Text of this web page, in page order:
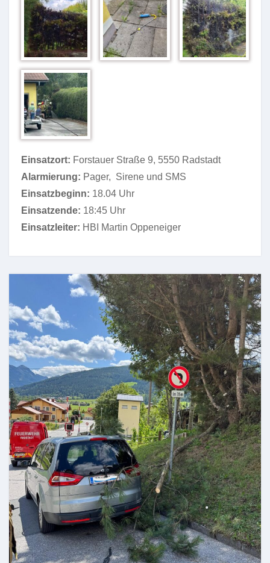
Einsatzort: Forstauer Straße 9, 5550 Radstadt
Alarmierung: Pager, Sirene und SMS
Einsatzbeginn: 18.04 Uhr
Einsatzende: 18:45 Uhr
Einsatzleiter: HBI Martin Oppeneiger